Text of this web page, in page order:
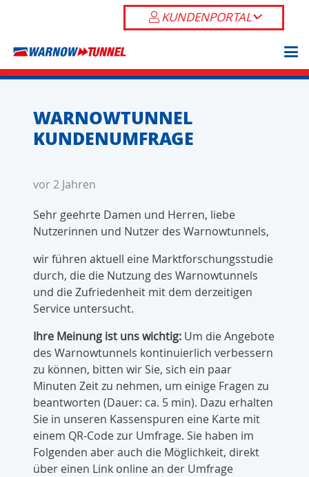
KUNDENPORTAL
WARNOWTUNNEL
KUNDENUMFRAGE
vor 2 Jahren
Sehr geehrte Damen und Herren, liebe
Nutzerinnen und Nutzer des Warnowtunnels,
wir führen aktuell eine Marktforschungsstudie
durch, die die Nutzung des Warnowtunnels
und die Zufriedenheit mit dem derzeitigen
Service untersucht.
Ihre Meinung ist uns wichtig: Um die Angebote
des Warnowtunnels kontinuierlich verbessern
zu können, bitten wir Sie, sich ein paar
Minuten Zeit zu nehmen, um einige Fragen zu
beantworten (Dauer: ca. 5 min). Dazu erhalten
Sie in unseren Kassenspuren eine Karte mit
einem QR-Code zur Umfrage. Sie haben im
Folgenden aber auch die Möglichkeit, direkt
über einen Link online an der Umfrage